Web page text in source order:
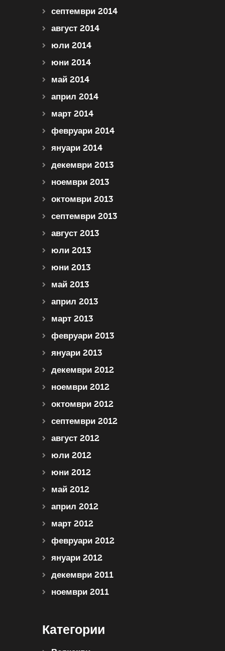
септември 2014
август 2014
юли 2014
юни 2014
май 2014
април 2014
март 2014
февруари 2014
януари 2014
декември 2013
ноември 2013
октомври 2013
септември 2013
август 2013
юли 2013
юни 2013
май 2013
април 2013
март 2013
февруари 2013
януари 2013
декември 2012
ноември 2012
октомври 2012
септември 2012
август 2012
юли 2012
юни 2012
май 2012
април 2012
март 2012
февруари 2012
януари 2012
декември 2011
ноември 2011
Категории